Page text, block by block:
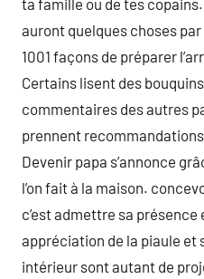
ta famille ou de tes
auront quelques choses
1001 façons de préparer
Certains lisent des
commentaires des autres
prennent
Devenir papa s’annonce
l’on fait à la maison.
c’est admettre sa
appréciation de la piaule et
intérieur sont autant de